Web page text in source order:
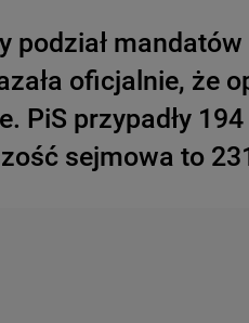
podział
oficjalnie, że
PiS przypadły
sejmowa to